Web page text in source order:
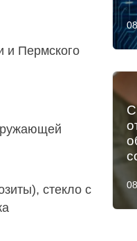
и Пермского
стекло с
С